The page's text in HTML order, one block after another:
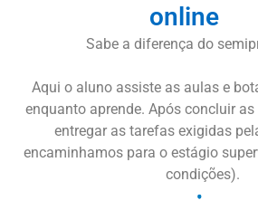
online
Sabe a diferença do
Aqui o aluno assiste as aulas e
enquanto aprende. Após concluir
entregar as tarefas exigidas
encaminhamos para o estágio
condições).